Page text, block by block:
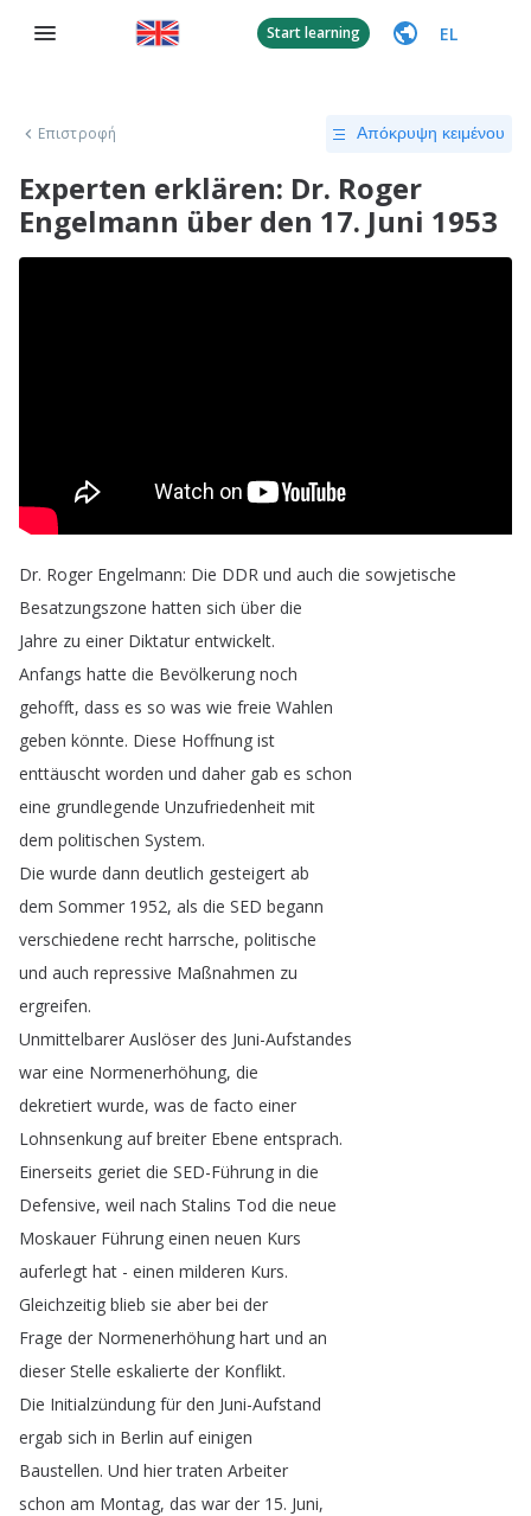
Start learning EL
Επιστροφή Απόκρυψη κειμένου
Experten erklären: Dr. Roger
Engelmann über den 17. Juni 1953
Dr. Roger Engelmann: Die DDR und auch die sowjetische
Besatzungszone hatten sich über die
Jahre zu einer Diktatur entwickelt.
Anfangs hatte die Bevölkerung noch
gehofft, dass es so was wie freie Wahlen
geben könnte. Diese Hoffnung ist
enttäuscht worden und daher gab es schon
eine grundlegende Unzufriedenheit mit
dem politischen System.
Die wurde dann deutlich gesteigert ab
dem Sommer 1952, als die SED begann
verschiedene recht harrsche, politische
und auch repressive Maßnahmen zu
ergreifen.
Unmittelbarer Auslöser des Juni-Aufstandes
war eine Normenerhöhung, die
dekretiert wurde, was de facto einer
Lohnsenkung auf breiter Ebene entsprach.
Einerseits geriet die SED-Führung in die
Defensive, weil nach Stalins Tod die neue
Moskauer Führung einen neuen Kurs
auferlegt hat - einen milderen Kurs.
Gleichzeitig blieb sie aber bei der
Frage der Normenerhöhung hart und an
dieser Stelle eskalierte der Konflikt.
Die Initialzündung für den Juni-Aufstand
ergab sich in Berlin auf einigen
Baustellen. Und hier traten Arbeiter
schon am Montag, das war der 15. Juni,